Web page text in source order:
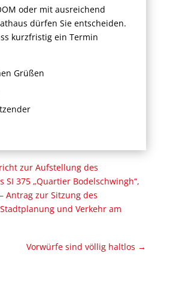
oder mit ausreichend
dürfen Sie entscheiden.
kurzfristig ein Termin
Grüßen
zur Aufstellung des
SI 375 „Quartier Bodelschwingh“,
Antrag zur Sitzung des
und Verkehr am
Vorwürfe sind völlig haltlos →